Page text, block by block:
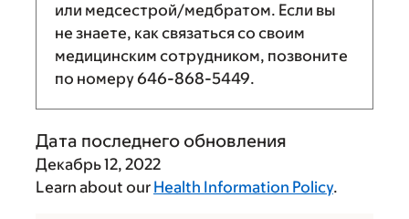
или медсестрой/медбратом. Если вы
не знаете, как связаться со своим
медицинским сотрудником, позвоните
по номеру646-868-5449.
Дата последнего обновления
Декабрь 12, 2022
Learn about our Health Information Policy.